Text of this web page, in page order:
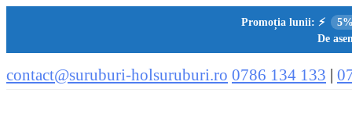
Promoția lunii: ⚡
De
contact@suruburi-holsuruburi.ro 0786 134 133 |